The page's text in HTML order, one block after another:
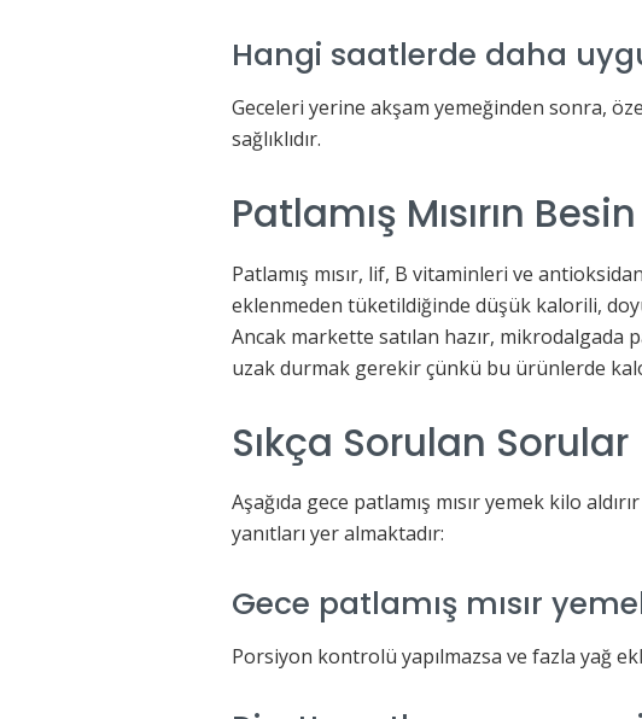
Hangi saatlerde daha
Geceleri yerine akşam yemeğinden sonra,
sağlıklıdır.
Patlamış Mısırın
Patlamış mısır, lif, B vitaminleri ve
eklenmeden tüketildiğinde düşük kalorili,
Ancak markette satılan hazır, mikrodalgada
uzak durmak gerekir çünkü bu ürünlerde
Sıkça Sorulan Sorular
Aşağıda gece patlamış mısır yemek kilo
yanıtları yer almaktadır:
Gece patlamış mısır
Porsiyon kontrolü yapılmazsa ve fazla yağ